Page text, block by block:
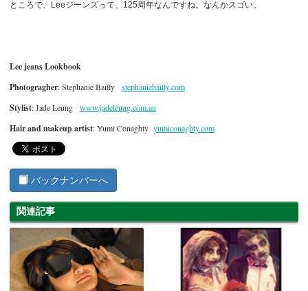
ところで、Leeジーンズって、125周年なんですね。なんかスゴい。
Lee jeans Lookbook
Photogragher: Stephanie Bailly stephaniebailly.com
Stylist: Jade Leung www.jadeleung.com.au
Hair and makeup artist: Yumi Conaghty yumiconaghty.com
バックナンバーへ
関連記事